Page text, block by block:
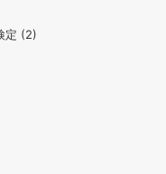
定 (2)